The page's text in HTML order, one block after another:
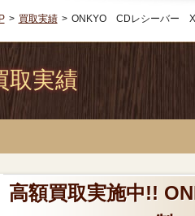
買取実績 ONKYO CDレシーバー
取実績
高額買取実施中!!